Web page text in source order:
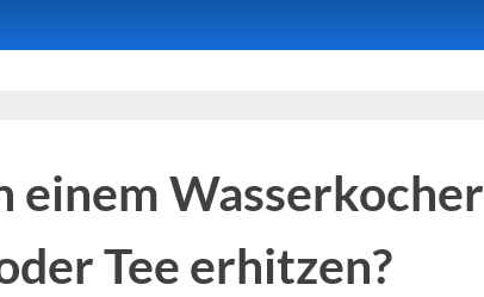
einem Wasserkocher
Tee erhitzen?